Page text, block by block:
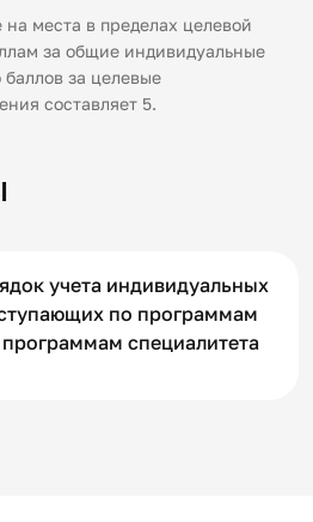
места в пределах целевой
за общие индивидуальные
за целевые
составляет 5.
учета индивидуальных
по программам
специалитета